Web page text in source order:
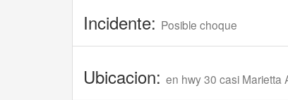
Incidente: Posible choque
Ubicacion: en hwy 30 casi Marietta